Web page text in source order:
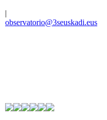
|
observatorio@3seuskadi.eus